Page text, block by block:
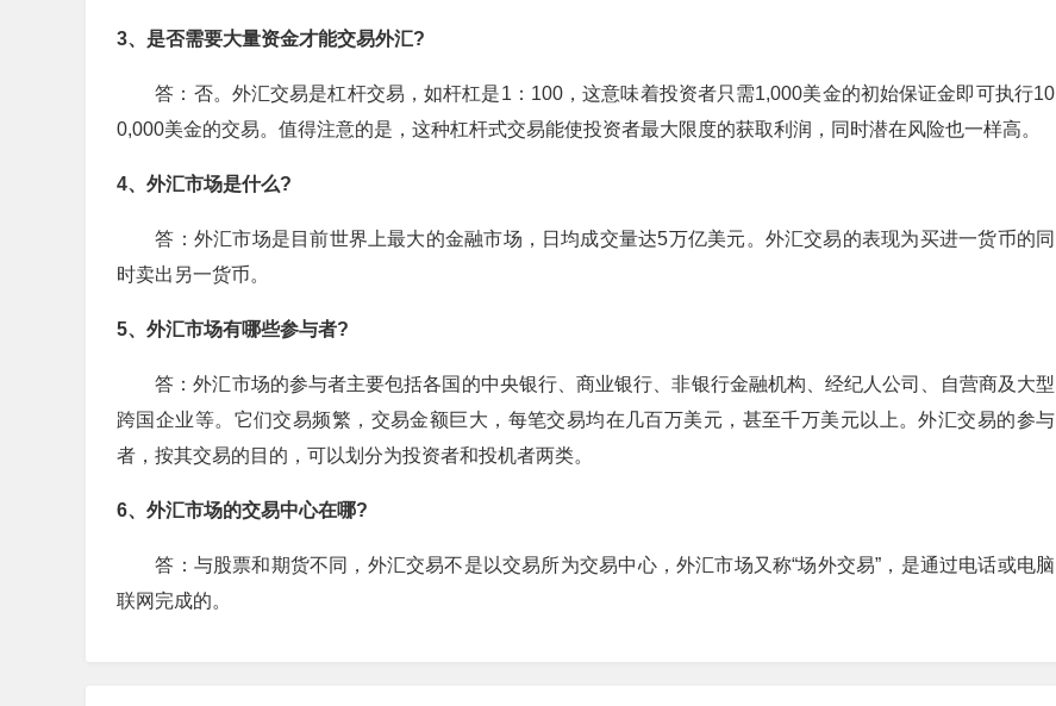
3、是否需要大量资金才能交易外汇?
答：否。外汇交易是杠杆交易，如杆杠是1：100，这意味着投资者只需1,000美金的初始保证金即可执行10
0,000美金的交易。值得注意的是，这种杠杆式交易能使投资者最大限度的获取利润，同时潜在风险也一样高。
4、外汇市场是什么?
答：外汇市场是目前世界上最大的金融市场，日均成交量达5万亿美元。外汇交易的表现为买进一货币的同
时卖出另一货币。
5、外汇市场有哪些参与者?
答：外汇市场的参与者主要包括各国的中央银行、商业银行、非银行金融机构、经纪人公司、自营商及大型
跨国企业等。它们交易频繁，交易金额巨大，每笔交易均在几百万美元，甚至千万美元以上。外汇交易的参与
者，按其交易的目的，可以划分为投资者和投机者两类。
6、外汇市场的交易中心在哪?
答：与股票和期货不同，外汇交易不是以交易所为交易中心，外汇市场又称“场外交易”，是通过电话或电脑
联网完成的。